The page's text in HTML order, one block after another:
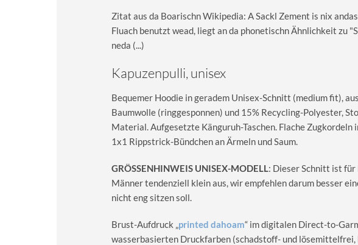
Zitat aus da Boarischn Wikipedia: A Sackl Zement is nix
Fluach benutzt wead, liegt an da phonetischn Ähnlichkeit zu
neda (...)
Kapuzenpulli, unisex
Bequemer Hoodie in geradem Unisex-Schnitt (medium fit),
Baumwolle (ringgesponnen) und 15% Recycling-Polyester,
Material. Aufgesetzte Känguruh-Taschen. Flache
1x1 Rippstrick-Bündchen an Ärmeln und Saum.
GRÖSSENHINWEIS UNISEX-MODELL: Dieser Schnitt ist
Männer tendenziell klein aus, wir empfehlen darum besser
nicht eng sitzen soll.
Brust-Aufdruck „printed dahoam“ im digitalen Direct-to-
wasserbasierten Druckfarben (schadstoff- und lösemittelfrei,